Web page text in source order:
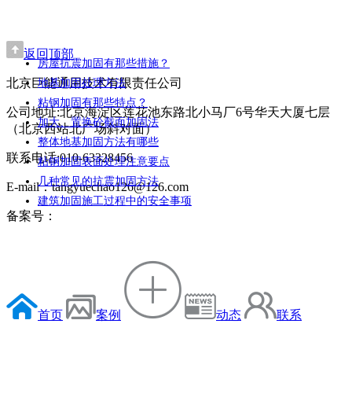
房屋抗震加固有那些措施？
地基加固处理方法
粘钢加固有那些特点？
加大、置换砼截面加固法
整体地基加固方法有哪些
粘钢加固表面处理注意要点
几种常见的抗震加固方法
建筑加固施工过程中的安全事项
返回顶部
北京巨能通用技术有限责任公司
公司地址:北京海淀区莲花池东路北小马厂6号华天大厦七层
（北京西站北广场斜对面）
联系电话:010-63328456
E-mail：tangyuechao126@126.com
备案号：
首页 案例 动态 联系